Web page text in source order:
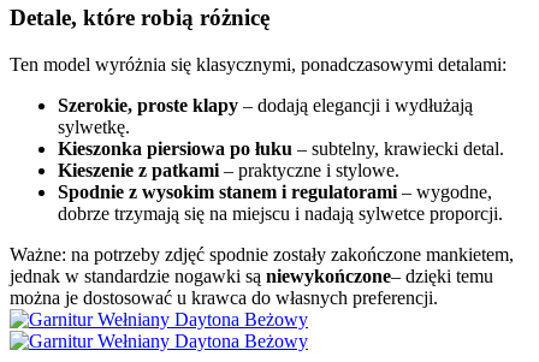
Detale, które robią różnicę
Ten model wyróżnia się klasycznymi, ponadczasowymi detalami:
Szerokie, proste klapy – dodają elegancji i wydłużają
sylwetkę.
Kieszonka piersiowa po łuku – subtelny, krawiecki detal.
Kieszenie z patkami – praktyczne i stylowe.
Spodnie z wysokim stanem i regulatorami – wygodne,
dobrze trzymają się na miejscu i nadają sylwetce proporcji.
Ważne: na potrzeby zdjęć spodnie zostały zakończone mankietem,
jednak w standardzie nogawki są niewykończone– dzięki temu
można je dostosować u krawca do własnych preferencji.